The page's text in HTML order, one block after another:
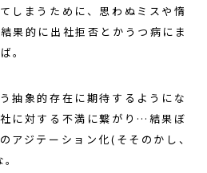
しまうために、思わぬミスや惰
果的に出社拒否とかうつ病にま
。
抽象的存在に期待するようにな
に対する不満に繋がり…結果ぼ
アジテーション化(そそのかし、